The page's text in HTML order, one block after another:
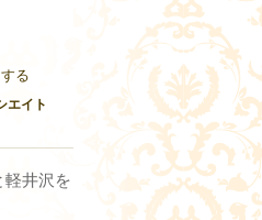
る
エイト
軽井沢を